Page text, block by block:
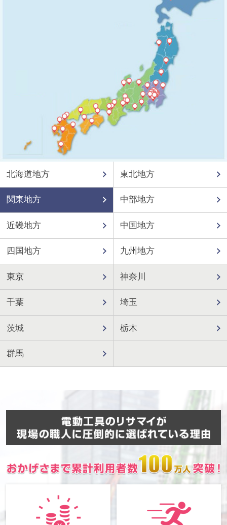
北海道地方 東北地方
関東地方 中部地方
近畿地方 中国地方
四国地方 九州地方
東京 神奈川
千葉 埼玉
茨城 栃木
群馬